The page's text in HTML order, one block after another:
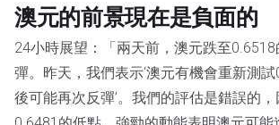
澳元的前景現在是負面的
24小時展望：「兩天前，澳元跌至0.6518
彈。昨天，我們表示‘澳元有機會重新測
後可能再次反彈’。我們的評估是錯誤的